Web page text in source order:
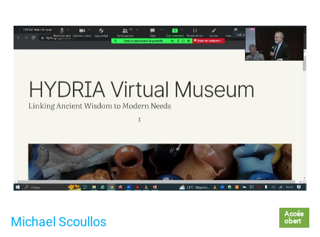
Michael Scoullos
Accés
obert